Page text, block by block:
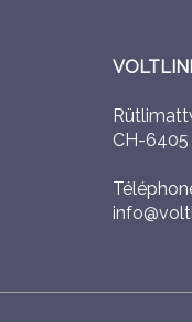
CH-